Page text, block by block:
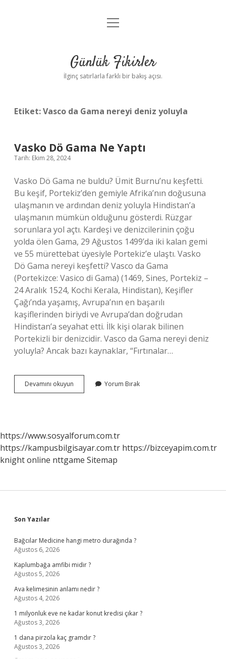
Anasayfa
Yasal Uyarı
menüyü
Günlük Fikirler
İlginç satırlarla farklı bir bakış açısı.
Etiket:Vasco da Gama nereyi deniz yoluyla
Vasko Dö Gama Ne Yaptı
Tarih: Ekim 28, 2024
Vasko Dö Gama ne buldu? Ümit Burnu’nu keşfetti.
Bu keşif, Portekiz’den gemiyle Afrika’nın doğusuna
ulaşmanın ve ardından deniz yoluyla Hindistan’a
ulaşmanın mümkün olduğunu gösterdi. Rüzgar
sorunlara yol açtı. Kardeşi ve denizcilerinin çoğu
yolda ölen Gama, 29 Ağustos 1499’da iki kalan gemi
ve 55 mürettebat üyesiyle Portekiz’e ulaştı. Vasko
Dö Gama nereyi keşfetti? Vasco da Gama
(Portekizce: Vasico di Gama) (1469, Sines, Portekiz –
24 Aralık 1524, Kochi Kerala, Hindistan), Keşifler
Çağı’nda yaşamış, Avrupa’nın en başarılı
kaşiflerinden biriydi ve Avrupa’dan doğrudan
Hindistan’a seyahat etti. İlk kişi olarak bilinen
Portekizli bir denizcidir. Vasco da Gama nereyi deniz
yoluyla? Ancak bazı kaynaklar, “Fırtınalar…
Devamını okuyun
Dö
Yorum Bırak
https://www.sosyalforum.com.tr
https://kampusbilgisayar.com.tr https://bizceyapim.com.tr
knight online nttgame Sitemap
Sidebar
Son Yazılar
Bağcılar Medicine hangi metro durağında ?
Ağustos 6, 2026
Kaplumbağa amfibi midir ?
Ağustos 5, 2026
Ava kelimesinin anlamı nedir ?
Ağustos 4, 2026
1 milyonluk eve ne kadar konut kredisi çıkar ?
Ağustos 3, 2026
1 dana pirzola kaç gramdır ?
Ağustos 3, 2026